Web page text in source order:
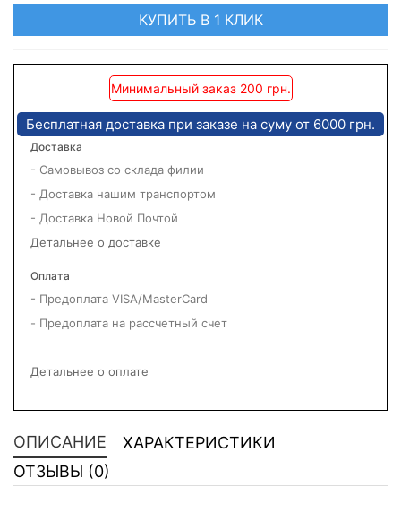
КУПИТЬ В 1 КЛИК
Минимальный заказ 200 грн.
Бесплатная доставка при заказе на суму от 6000 грн.
Доставка
- Самовывоз со склада филии
- Доставка нашим транспортом
- Доставка Новой Почтой
Детальнее о доставке
Оплата
- Предоплата VISA/MasterCard
- Предоплата на рассчетный счет
Детальнее о оплате
ОПИСАНИЕ
ХАРАКТЕРИСТИКИ
ОТЗЫВЫ (0)